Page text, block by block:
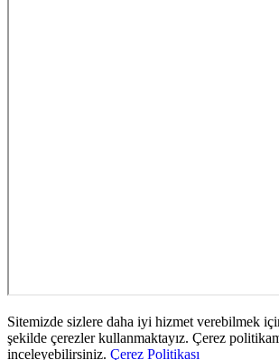
Sitemizde sizlere daha iyi hizmet verebilmek
şekilde çerezler kullanmaktayız. Çerez
inceleyebilirsiniz. Çerez Politikası